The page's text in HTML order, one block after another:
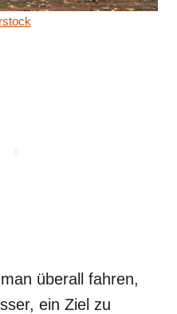
überall fahren,
ein Ziel zu